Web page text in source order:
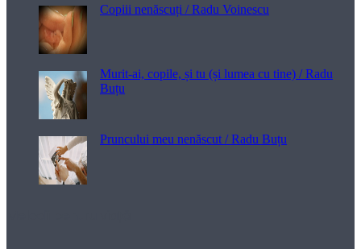
Copiii nenăscuți / Radu Voinescu
Murit-ai, copile, și tu (și lumea cu tine) / Radu
Buțu
Pruncului meu nenăscut / Radu Buțu